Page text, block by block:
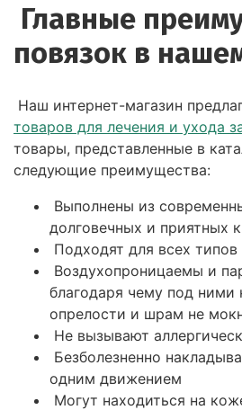
Главные
повязок в
Наш интернет-магазин
товаров для лечения и ухода
товары, представленные в
следующие преимущества:
Выполнены из
долговечных и приятных
Подходят для всех
Воздухопроницаемы и
благодаря чему под ними
опрелости и шрам не
Не вызывают
Безболезненно
одним движением
Могут находиться на